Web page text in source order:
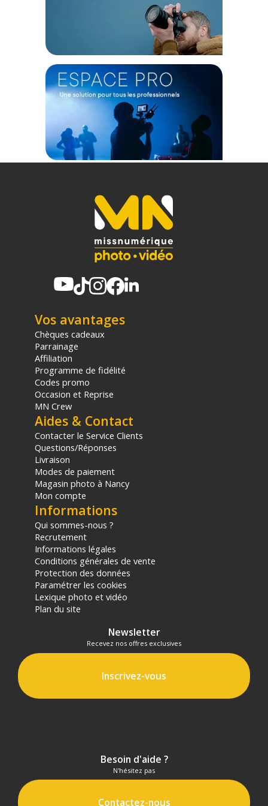
Offre valable jusqu'au 09-08-2026 inclus.
Code EAN LaCie Rugged Pro Thunderbolt 3 SSD 1 To :
3660619407293
(1) Offre valable jusqu'au 31 Décembre 2030 à partir de 49 euros
d'achat, sur la base d'une expédition Chronopost 24H vers un point
(2) Sous réserve d'éligibilité.
(3) Nombre de points Fidélité estimés, hors remises au panier, basé
sur le prix TTC en €, les points seront effectivement calculés dans le
Vos avantages
Chèques cadeaux
Parrainage
Affiliation
Programme de fidélité
Codes promo
Occasion et Reprise
MN Crew
Aides & Contact
Contacter le Service Clients
Questions/Réponses
Livraison
Modes de paiement
Magasin photo à Nancy
Mon compte
Informations
Qui sommes-nous ?
Recrutement
Informations légales
Conditions générales de vente
Protection des données
Paramétrer les cookies
Lexique photo et vidéo
Plan du site
Newsletter
Recevez nos offres exclusives
Inscrivez-vous
Besoin d'aide ?
N'hésitez pas
Contactez-nous